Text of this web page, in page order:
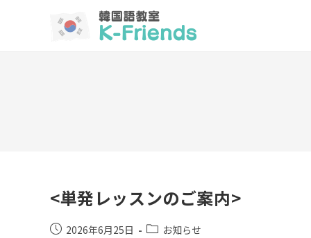
<単発レッスンのご案内>
2026年6月25日 お知らせ